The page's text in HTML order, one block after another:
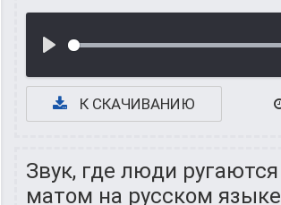
К СКАЧИВАНИЮ
Звук, где люди ругаются
матом на русском языке